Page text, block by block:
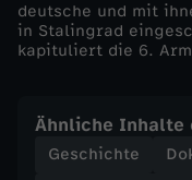
h
e
deutsche und mit
in Stalingrad
kapituliert die 6.
Ähnliche Inhalte
Geschichte